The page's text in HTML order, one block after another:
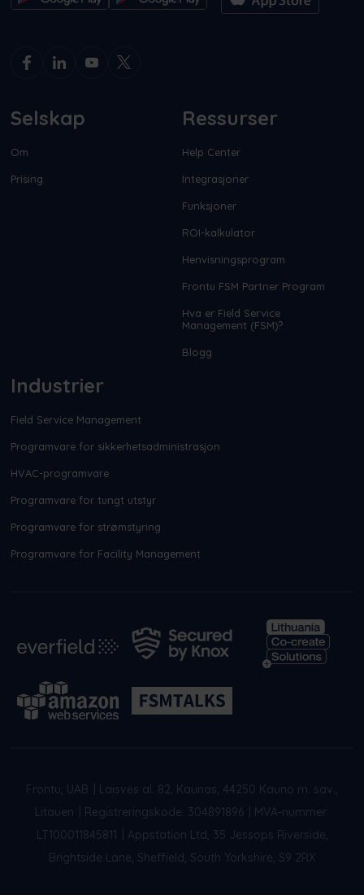
Selskap
Om
Prising
Ressurser
Help Center
Integrasjoner
Funksjoner
ROI-kalkulator
Henvisningsprogram
Frontu FSM Partner Program
Hva er Field Service
Management (FSM)?
Blogg
Industrier
Field Service Management
Programvare for sikkerhetsadministrasjon
HVAC-programvare
Programvare for tungt utstyr
Programvare for strømstyring
Programvare for Facility Management
Frontu, UAB
Laisvės al. 82, Kaunas, 44250 Kauno m. sav.,
Litauen
Registreringskode: 304891896
MVA-nummer:
LT100011845811
Appstation Ltd, 35 Jessops Riverside,
Brightside Lane, Sheffield, South Yorkshire, S9 2RX